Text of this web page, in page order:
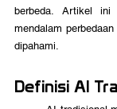
berbeda. Artikel ini
mendalam
dipahami.
Definisi AI